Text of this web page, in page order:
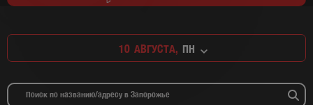
10 АВГУСТА, ПН